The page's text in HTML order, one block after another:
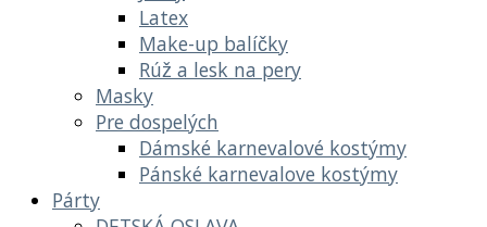
Latex
Make-up balíčky
Rúž a lesk na pery
Masky
Pre dospelých
Dámské karnevalové kostýmy
Pánské karnevalove kostýmy
Párty